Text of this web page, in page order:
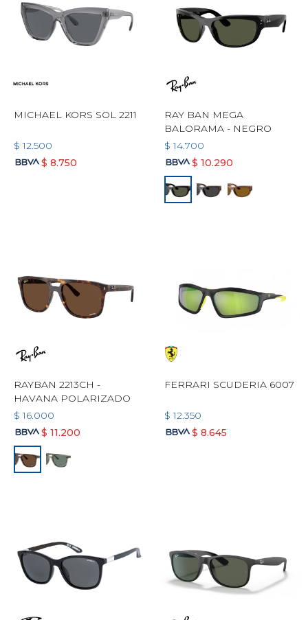
MICHAEL KORS SOL 2211
$ 12.500
$ 8.750
RAY BAN MEGA
BALORAMA - NEGRO
$ 14.700
$ 10.290
RAYBAN 2213CH -
HAVANA POLARIZADO
$ 16.000
$ 11.200
FERRARI SCUDERIA 6007
$ 12.350
$ 8.645